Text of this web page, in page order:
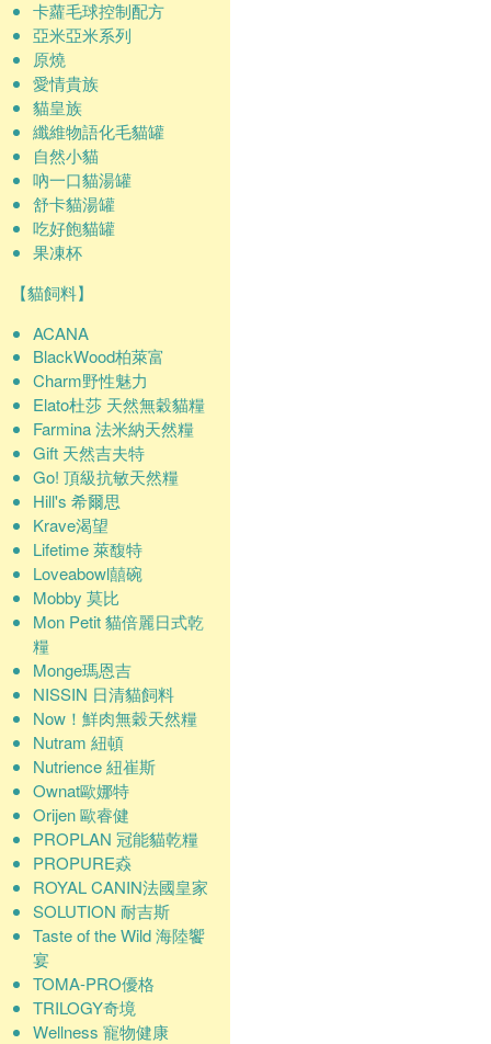
卡蘿毛球控制配方
亞米亞米系列
原燒
愛情貴族
貓皇族
纖維物語化毛貓罐
自然小貓
吶一口貓湯罐
舒卡貓湯罐
吃好飽貓罐
果凍杯
【貓飼料】
ACANA
BlackWood柏萊富
Charm野性魅力
Elato杜莎 天然無穀貓糧
Farmina 法米納天然糧
Gift 天然吉夫特
Go! 頂級抗敏天然糧
Hill's 希爾思
Krave渴望
Lifetime 萊馥特
Loveabowl囍碗
Mobby 莫比
Mon Petit 貓倍麗日式乾
糧
Monge瑪恩吉
NISSIN 日清貓飼料
Now！鮮肉無穀天然糧
Nutram 紐頓
Nutrience 紐崔斯
Ownat歐娜特
Orijen 歐睿健
PROPLAN 冠能貓乾糧
PROPURE猋
ROYAL CANIN法國皇家
SOLUTION 耐吉斯
Taste of the Wild 海陸饗
宴
TOMA-PRO優格
TRILOGY奇境
Wellness 寵物健康